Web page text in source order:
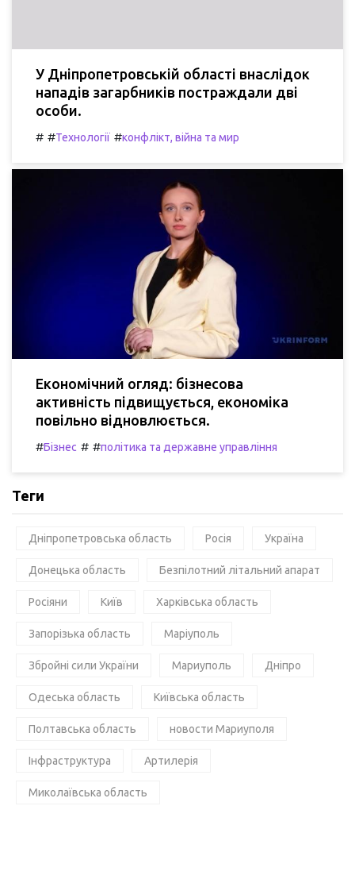
У Дніпропетровській області внаслідок
нападів загарбників постраждали дві
особи.
# #Технології #конфлікт, війна та мир
Економічний огляд: бізнесова
активність підвищується, економіка
повільно відновлюється.
#Бізнес # #політика та державне управління
Теги
Дніпропетровська область Росія Україна
Донецька область Безпілотний літальний апарат
Росіяни Київ Харківська область
Запорізька область Маріуполь
Збройні сили України Мариуполь Дніпро
Одеська область Київська область
Полтавська область новости Мариуполя
Інфраструктура Артилерія
Миколаївська область